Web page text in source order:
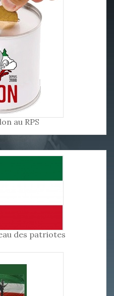
au RPS
des patriotes